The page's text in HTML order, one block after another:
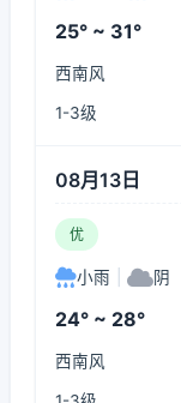
25° ~ 31°
西南风
1-3级
08月13日
优
小雨 阴
24° ~ 28°
西南风